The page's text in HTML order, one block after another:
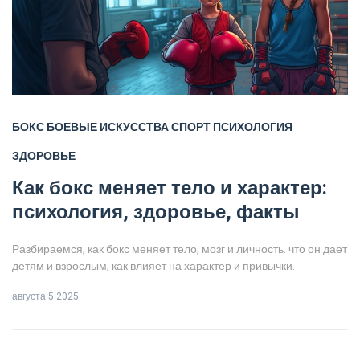
БОКСБОЕВЫЕ ИСКУССТВАСПОРТПСИХОЛОГИЯ
ЗДОРОВЬЕ
Как бокс меняет тело и характер:
психология, здоровье, факты
Разбираемся, как бокс меняет тело, мозг и личность: что он дает
детям и взрослым, как влияет на характер и привычки.
августа 5 2025